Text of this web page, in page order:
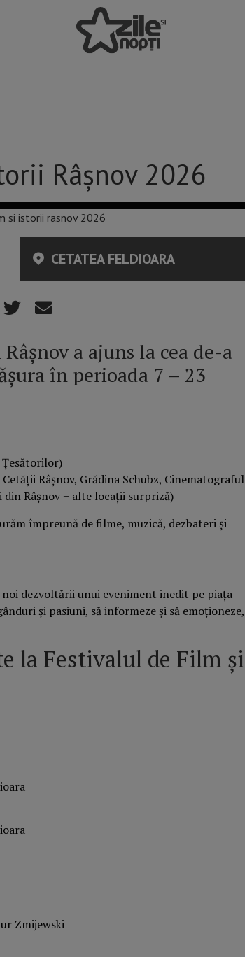
Râşnov 2026
CETATEA FELDIOARA
a ajuns la cea de-a
în perioada 7 – 23
Râșnov, Grădina Schubz, Cinematograful
din Râșnov + alte locații surpriză)
împreună de filme, muzică, dezbateri și
dezvoltării unui eveniment inedit pe piața
și pasiuni, să informeze și să emoționeze,
la Festivalul de Film şi
Zmijewski